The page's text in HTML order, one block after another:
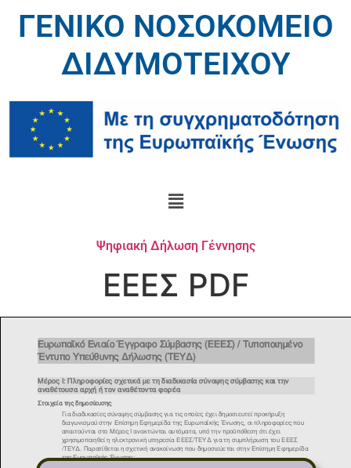
ΓΕΝΙΚΟ ΝΟΣΟΚΟΜΕΙΟ
ΔΙΔΥΜΟΤΕΙΧΟΥ
Ψηφιακή Δήλωση Γέννησης
ΕΕΕΣ PDF